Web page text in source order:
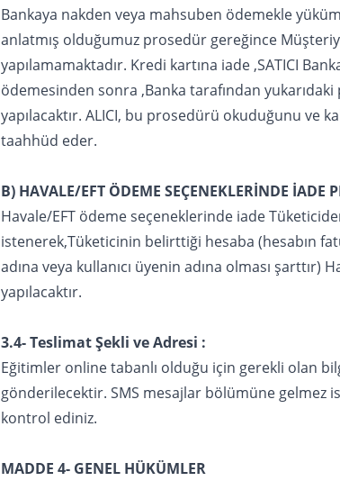
Bankaya nakden veya mahsuben ödemekle
anlatmış olduğumuz prosedür gereğince
yapılamamaktadır. Kredi kartına iade ,SATICI
ödemesinden sonra ,Banka tarafından
yapılacaktır. ALICI, bu prosedürü okuduğunu ve
taahhüd eder.
B) HAVALE/EFT ÖDEME SEÇENEKLERİNDE İADE
Havale/EFT ödeme seçeneklerinde iade
istenerek,Tüketicinin belirttiği hesaba (hesabın
adına veya kullanıcı üyenin adına olması şarttır)
yapılacaktır.
3.4- Teslimat Şekli ve Adresi :
Eğitimler online tabanlı olduğu için gerekli olan
gönderilecektir. SMS mesajlar bölümüne gelmez
kontrol ediniz.
MADDE 4- GENEL HÜKÜMLER